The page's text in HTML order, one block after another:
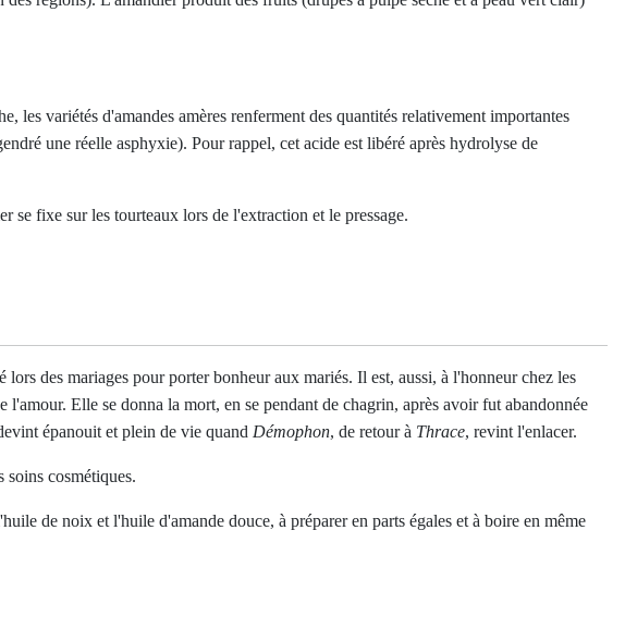
les variétés d'amandes amères renferment des quantités relativement importantes
une réelle asphyxie). Pour rappel, cet acide est libéré après hydrolyse de
se fixe sur les tourteaux lors de l'extraction et le pressage.
des mariages pour porter bonheur aux mariés. Il est, aussi, à l'honneur chez les
Elle se donna la mort, en se pendant de chagrin, après avoir fut abandonnée
épanouit et plein de vie quand Démophon, de retour à Thrace, revint l'enlacer.
soins cosmétiques.
de noix et l'huile d'amande douce, à préparer en parts égales et à boire en même